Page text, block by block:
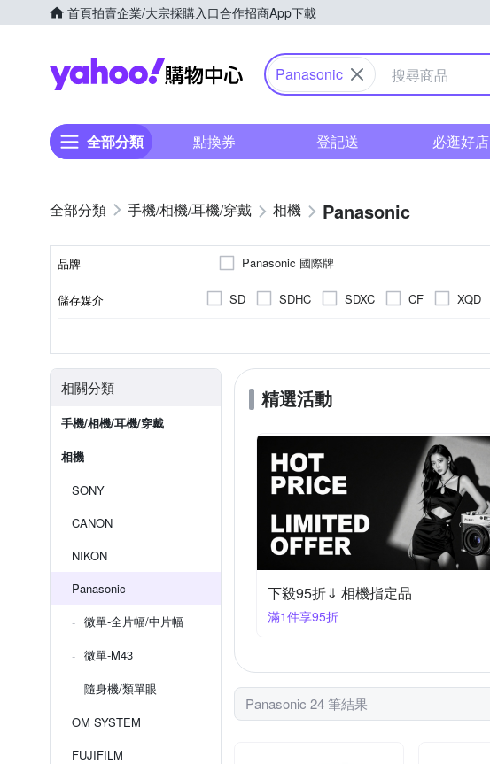
首頁拍賣企業/大宗採購入口合作招商App下載
Yahoo購物中心
Panasonic
全部分類 點換券 登記送 必逛好店
手機/相機/耳機/穿戴 相機 Panasonic
品牌 Panasonic 國際牌
儲存媒介 SD SDHC SDXC CF XQD
相關分類
手機/相機/耳機/穿戴
相機
SONY
CANON
NIKON
Panasonic
微單-全片幅/中片幅
微單-M43
隨身機/類單眼
OM SYSTEM
FUJIFILM
精選活動
下殺95折⇓ 相機指定品
滿1件享95折
Panasonic 24 筆結果